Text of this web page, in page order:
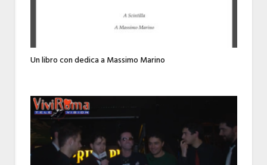
Un libro con dedica a Massimo Marino